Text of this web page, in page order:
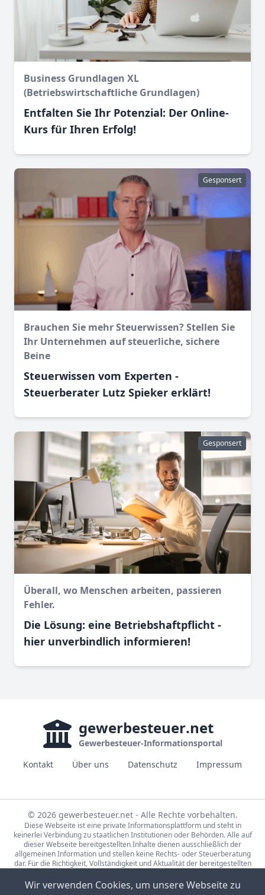
Business Grundlagen XL
(Betriebswirtschaftliche Grundlagen)
Entfalten Sie Ihr Potenzial: Der Online-
Kurs für Ihren Erfolg!
Gesponsert
Brauchen Sie mehr Steuerwissen? Stellen Sie
Ihr Unternehmen auf steuerliche, sichere
Beine
Steuerwissen vom Experten -
Steuerberater Lutz Spieker erklärt!
Gesponsert
Überall, wo Menschen arbeiten, passieren
Fehler.
Die Lösung: eine Betriebshaftpflicht -
hier unverbindlich informieren!
gewerbesteuer.net
Gewerbesteuer-Informationsportal
Kontakt
Über uns Datenschutz Impressum
© 2026 gewerbesteuer.net - Alle Rechte vorbehalten.
Diese Webseite ist eine private Informationsplattform und steht in
keinerlei Verbindung zu staatlichen Institutionen oder Behörden. Alle auf
dieser Webseite bereitgestellten Inhalte dienen ausschließlich der
allgemeinen Information und stellen keine Rechts- oder Steuerberatung
dar. Für die Richtigkeit, Vollständigkeit und Aktualität der bereitgestellten
steuerlichen Fragen wenden Sie sich bitte an einen qualifizierten
Fachberater.
Wir verwenden Cookies, um unsere Webseite zu